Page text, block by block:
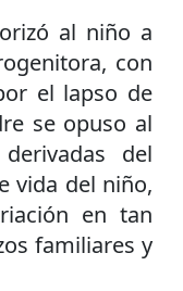
al niño a
con
el lapso de
se opuso al
del
vida del niño,
en tan
familiares y